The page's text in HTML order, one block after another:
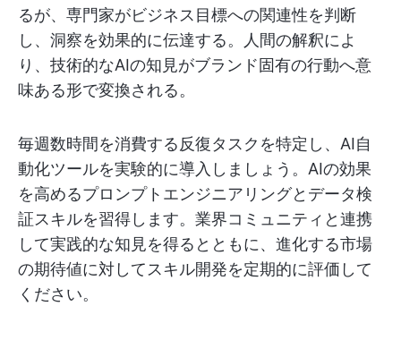
るが、専門家がビジネス目標への関連性を判断
し、洞察を効果的に伝達する。人間の解釈によ
り、技術的なAIの知見がブランド固有の行動へ意
味ある形で変換される。
毎週数時間を消費する反復タスクを特定し、AI自
動化ツールを実験的に導入しましょう。AIの効果
を高めるプロンプトエンジニアリングとデータ検
証スキルを習得します。業界コミュニティと連携
して実践的な知見を得るとともに、進化する市場
の期待値に対してスキル開発を定期的に評価して
ください。